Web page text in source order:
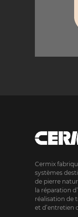
Cermix
systèmes
de pierre
la réparation
réalisation de
et d’entretien